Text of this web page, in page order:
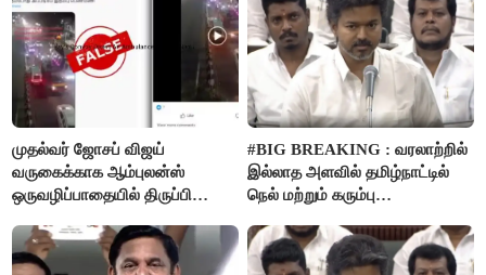
முதல்வர் ஜோசப் விஜய்
வருகைக்காக ஆம்புலன்ஸ்
ஒருவழிப்பாதையில் திருப்பி
தான்..!
#BIG BREAKING : வரலாற்றில்
இல்லாத அளவில் தமிழ்நாட்டில்
நெல் மற்றும் கரும்பு
ஊக்கத்தொகையை உயர்த்த
முடிவு - முதலமைச்சர் விஜய்